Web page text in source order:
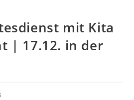
mit Kita
| 17.12. in der